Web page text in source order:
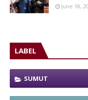
June 18,
LABEL
SUMUT